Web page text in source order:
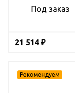
Под заказ
21 514 ₽